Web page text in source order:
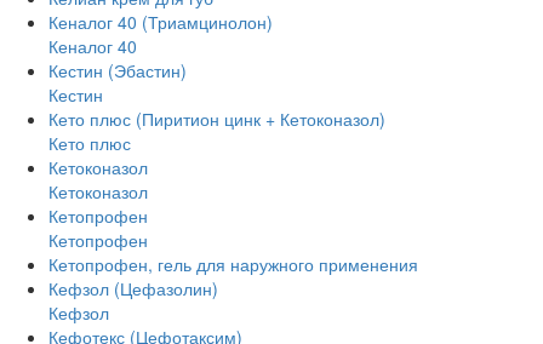
Кеналог 40 (Триамцинолон)
Кеналог 40
Кестин (Эбастин)
Кестин
Кето плюс (Пиритион цинк + Кетоконазол)
Кето плюс
Кетоконазол
Кетоконазол
Кетопрофен
Кетопрофен
Кетопрофен, гель для наружного применения
Кефзол (Цефазолин)
Кефзол
Кефотекс (Цефотаксим)